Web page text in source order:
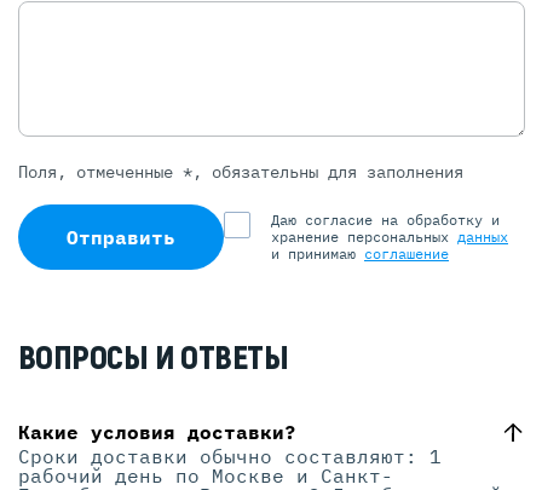
Поля, отмеченные *, обязательны для заполнения
Отправить
Даю согласие на обработку и
хранение персональных данных
и принимаю соглашение
ВОПРОСЫ И ОТВЕТЫ
Какие условия доставки?
Сроки доставки обычно составляют: 1
рабочий день по Москве и Санкт-